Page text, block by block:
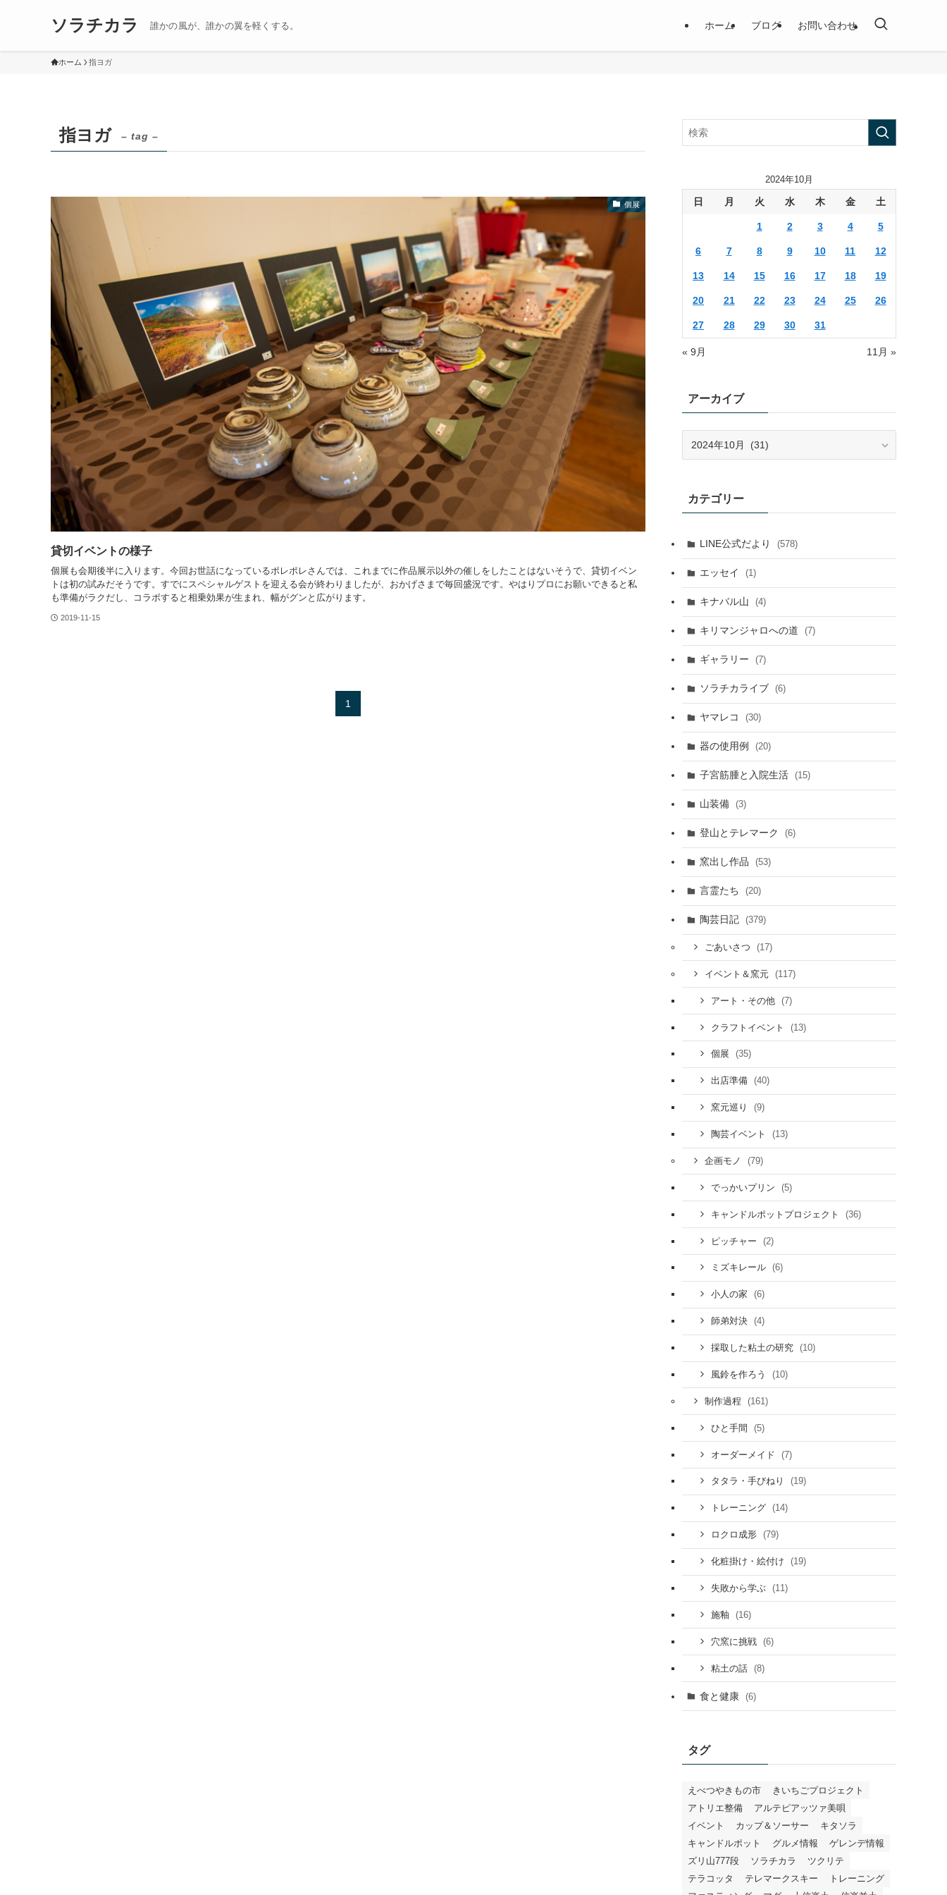
ソラチカラ 誰かの風が、誰かの翼を軽くする。 ホーム ブログ お問い合わせ
ホーム 指ヨガ
指ヨガ – tag –
個展
貸切イベントの様子
個展も会期後半に入ります。今回お世話になっているポレポレさんでは、これまでに作品展示以外の催しをしたことはないそうで、貸切イベン
トは初の試みだそうです。すでにスペシャルゲストを迎える会が終わりましたが、おかげさまで毎回盛況です。やはりプロにお願いできると私
も準備がラクだし、コラボすると相乗効果が生まれ、幅がグンと広がります。
2019-11-15
1
2024年10月
日 月 火 水 木 金 土
1 2 3 4 5
6 7 8 9 10 11 12
13 14 15 16 17 18 19
20 21 22 23 24 25 26
27 28 29 30 31
« 9月 11月 »
アーカイブ
ブカテゴリー
LINE公式だより (578)
エッセイ (1)
キナバル山 (4)
キリマンジャロへの道 (7)
ギャラリー (7)
ソラチカライブ (6)
ヤマレコ (30)
器の使用例 (20)
子宮筋腫と入院生活 (15)
山装備 (3)
登山とテレマーク (6)
窯出し作品 (53)
言霊たち (20)
陶芸日記 (379)
ごあいさつ (17)
イベント＆窯元 (117)
アート・その他 (7)
クラフトイベント (13)
個展 (35)
出店準備 (40)
窯元巡り (9)
陶芸イベント (13)
企画モノ (79)
でっかいプリン (5)
キャンドルポットプロジェクト (36)
ピッチャー (2)
ミズキレール (6)
小人の家 (6)
師弟対決 (4)
採取した粘土の研究 (10)
風鈴を作ろう (10)
制作過程 (161)
ひと手間 (5)
オーダーメイド (7)
タタラ・手びねり (19)
トレーニング (14)
ロクロ成形 (79)
化粧掛け・絵付け (19)
失敗から学ぶ (11)
施釉 (16)
穴窯に挑戦 (6)
粘土の話 (8)
食と健康 (6)
タグ
えべつやきもの市
きいちごプロジェクト
アトリエ整備
アルテピアッツァ美唄
イベント
カップ＆ソーサー
キタソラ
キャンドルポット
グルメ情報
ゲレンデ情報
ズリ山777段
ソラチカラ
ツクリテ
テラコッタ
テレマークスキー
トレーニング